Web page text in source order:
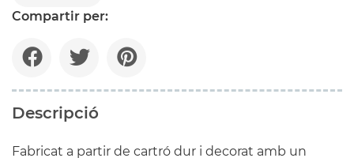
Compartir per:
Descripció
Fabricat a partir de cartró dur i decorat amb un